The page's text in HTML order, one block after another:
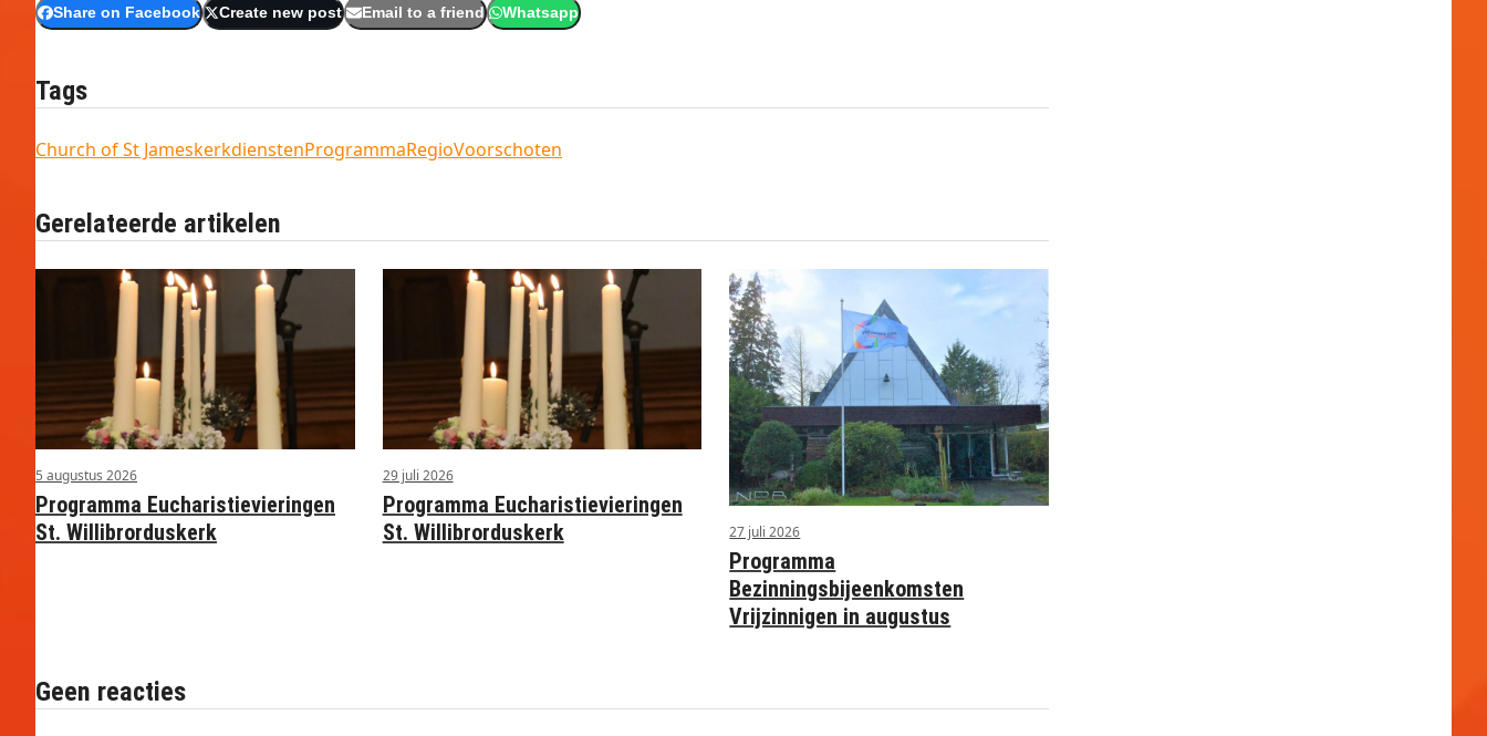
Share on Facebook Create new post Email to a friend Whatsapp
Tags
Church of St JameskerkdienstenProgrammaRegioVoorschoten
Gerelateerde artikelen
5 augustus 2026
Programma Eucharistievieringen
St. Willibrorduskerk
29 juli 2026
Programma Eucharistievieringen
St. Willibrorduskerk
27 juli 2026
Programma
Bezinningsbijeenkomsten
Vrijzinnigen in augustus
Geen reacties